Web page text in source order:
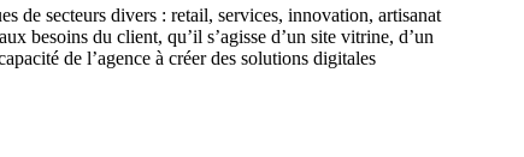
de secteurs divers : retail, services, innovation, artisanat
besoins du client, qu’il s’agisse d’un site vitrine, d’un
de l’agence à créer des solutions digitales